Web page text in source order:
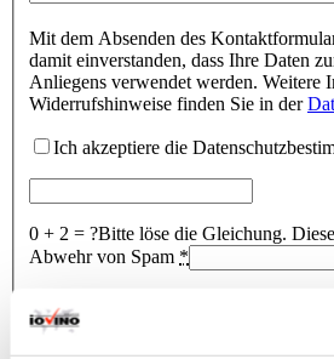
Mit dem Absenden des
damit einverstanden, dass Ihre Daten
Anliegens verwendet werden. Weitere
Widerrufshinweise finden Sie in der
Ich akzeptiere die
0 + 2 = ?Bitte löse die Gleichung.
Abwehr von Spam *